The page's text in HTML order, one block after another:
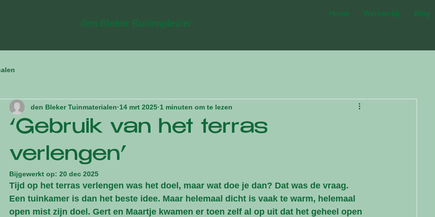
den Bleker Buitenplezier
Home Werken bij Blog
‘Gebruik van het terras
verlengen’
den Bleker Tuinmaterialen 14 mrt 2025 1 minuten om te lezen
Bijgewerkt op: 20 dec 2025
Tijd op het terras verlengen was het doel, maar wat doe je dan? Dat was de vraag.
Een tuinkamer is dan het beste idee. Maar helemaal dicht is vaak te warm, helemaal
open mist zijn doel. Gert en Maartje kwamen er toen zelf al op uit dat het geheel open